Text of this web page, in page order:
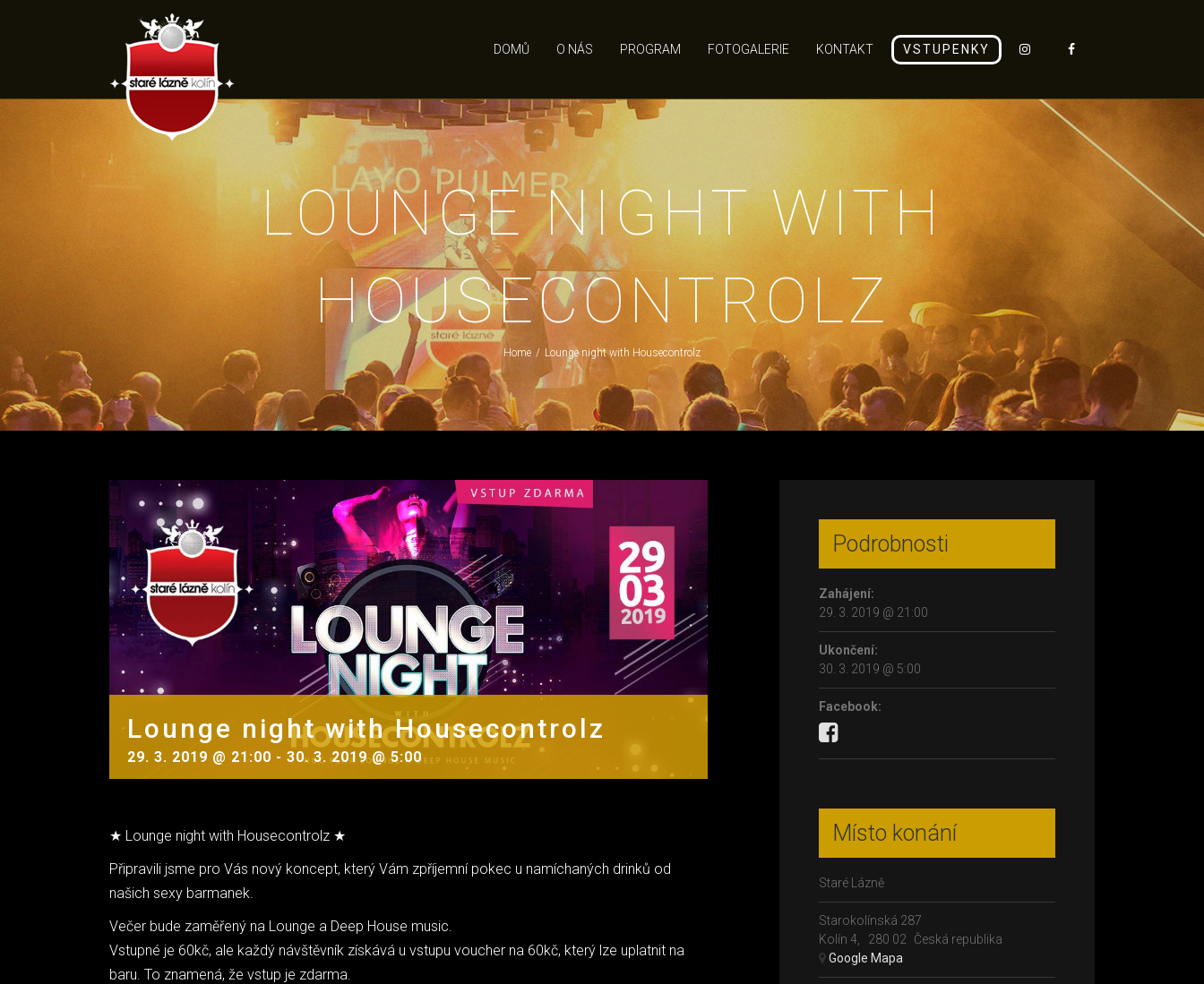
DOMŮ O NÁS PROGRAM FOTOGALERIE KONTAKT VSTUPENKY
LOUNGE NIGHT WITH
HOUSECONTROLZ
Home / Lounge night with Housecontrolz
Lounge night with Housecontrolz
29. 3. 2019 @ 21:00 - 30. 3. 2019 @ 5:00
★ Lounge night with Housecontrolz ★
Připravili jsme pro Vás nový koncept, který Vám zpříjemní pokec u namíchaných drinků od
našich sexy barmanek.
Večer bude zaměřený na Lounge a Deep House music.
Vstupné je 60kč, ale každý návštěvník získává u vstupu voucher na 60kč, který lze uplatnit na
baru. To znamená, že vstup je zdarma.
Podrobnosti
Zahájení:
29. 3. 2019 @ 21:00
Ukončení:
30. 3. 2019 @ 5:00
Facebook:
Místo konání
Staré Lázně
Starokolínská 287
Kolín 4
280 02
Česká republika
+ Google Mapa